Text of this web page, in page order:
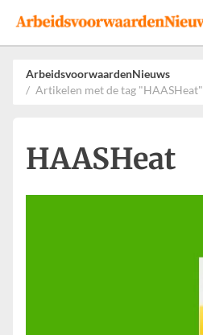
Events
Adverteren
Leveranciers
Werkgevers
ArbeidsvoorwaardenNieuws
Artikelen met de tag "HAASHeat"
HAASHeat